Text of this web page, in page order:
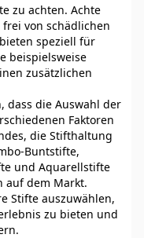
zu achten. Achte
von schädlichen
speziell für
beispielsweise
zusätzlichen
dass die Auswahl der
Faktoren
die Stifthaltung
Buntstifte,
und Aquarellstifte
auf dem Markt.
Stifte auszuwählen,
zu bieten und